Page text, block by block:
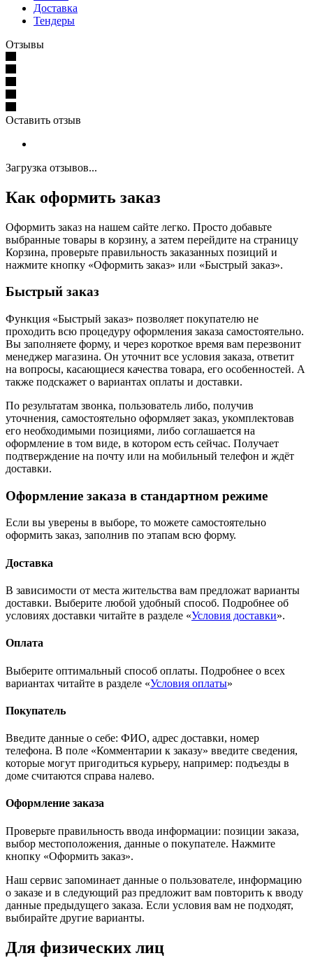
Доставка
Тендеры
Отзывы
Оставить отзыв
Загрузка отзывов...
Как оформить заказ
Оформить заказ на нашем сайте легко. Просто добавьте
выбранные товары в корзину, а затем перейдите на страницу
Корзина, проверьте правильность заказанных позиций и
нажмите кнопку «Оформить заказ» или «Быстрый заказ».
Быстрый заказ
Функция «Быстрый заказ» позволяет покупателю не
проходить всю процедуру оформления заказа самостоятельно.
Вы заполняете форму, и через короткое время вам перезвонит
менеджер магазина. Он уточнит все условия заказа, ответит
на вопросы, касающиеся качества товара, его особенностей. А
также подскажет о вариантах оплаты и доставки.
По результатам звонка, пользователь либо, получив
уточнения, самостоятельно оформляет заказ, укомплектовав
его необходимыми позициями, либо соглашается на
оформление в том виде, в котором есть сейчас. Получает
подтверждение на почту или на мобильный телефон и ждёт
доставки.
Оформление заказа в стандартном режиме
Если вы уверены в выборе, то можете самостоятельно
оформить заказ, заполнив по этапам всю форму.
Доставка
В зависимости от места жительства вам предложат варианты
доставки. Выберите любой удобный способ. Подробнее об
условиях доставки читайте в разделе «Условия доставки».
Оплата
Выберите оптимальный способ оплаты. Подробнее о всех
вариантах читайте в разделе «Условия оплаты»
Покупатель
Введите данные о себе: ФИО, адрес доставки, номер
телефона. В поле «Комментарии к заказу» введите сведения,
которые могут пригодиться курьеру, например: подъезды в
доме считаются справа налево.
Оформление заказа
Проверьте правильность ввода информации: позиции заказа,
выбор местоположения, данные о покупателе. Нажмите
кнопку «Оформить заказ».
Наш сервис запоминает данные о пользователе, информацию
о заказе и в следующий раз предложит вам повторить к вводу
данные предыдущего заказа. Если условия вам не подходят,
выбирайте другие варианты.
Для физических лиц